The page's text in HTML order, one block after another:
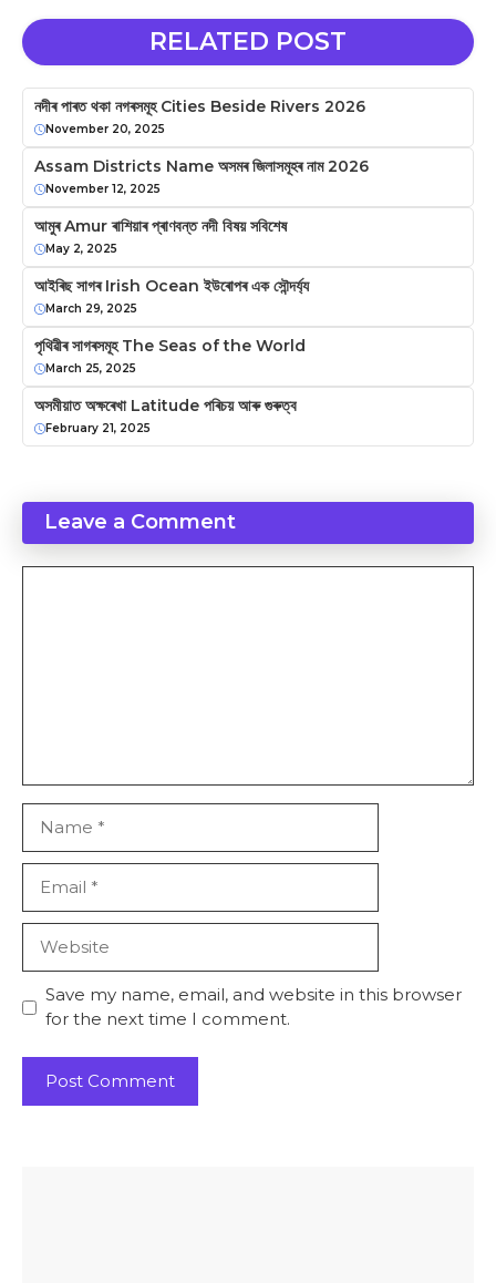
RELATED POST
নদীৰ পাৰত থকা নগৰসমূহ Cities Beside Rivers 2026
November 20, 2025
Assam Districts Name অসমৰ জিলাসমূহৰ নাম 2026
November 12, 2025
আমুৰ Amur ৰাশিয়াৰ প্ৰাণবন্ত নদী বিষয় সবিশেষ
May 2, 2025
আইৰিছ সাগৰ Irish Ocean ইউৰোপৰ এক সৌন্দর্য্য
March 29, 2025
পৃথিৱীৰ সাগৰসমূহ The Seas of the World
March 25, 2025
অসমীয়াত অক্ষৰেখা Latitude পৰিচয় আৰু গুৰুত্ব
February 21, 2025
Leave a Comment
Save my name, email, and website in this browser
for the next time I comment.